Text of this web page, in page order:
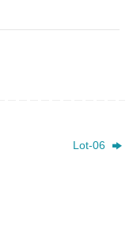
Lot-06